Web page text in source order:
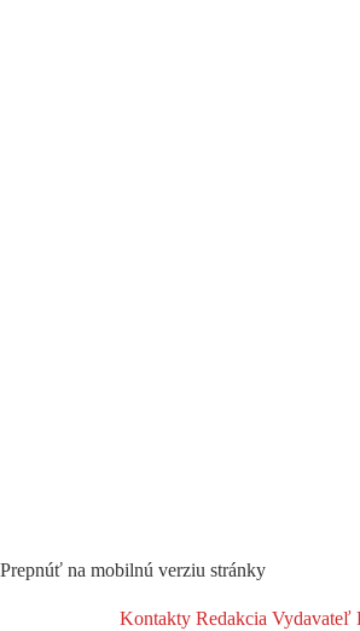
Prepnúť na mobilnú verziu stránky
Kontakty Redakcia Vydavateľ